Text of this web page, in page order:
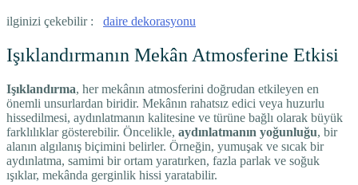
ilginizi çekebilir : daire dekorasyonu
Işıklandırmanın Mekân Atmosferine Etkisi
Işıklandırma, her mekânın atmosferini doğrudan etkileyen en
önemli unsurlardan biridir. Mekânın rahatsız edici veya huzurlu
hissedilmesi, aydınlatmanın kalitesine ve türüne bağlı olarak büyük
farklılıklar gösterebilir. Öncelikle, aydınlatmanın yoğunluğu, bir
alanın algılanış biçimini belirler. Örneğin, yumuşak ve sıcak bir
aydınlatma, samimi bir ortam yaratırken, fazla parlak ve soğuk
ışıklar, mekânda gerginlik hissi yaratabilir.